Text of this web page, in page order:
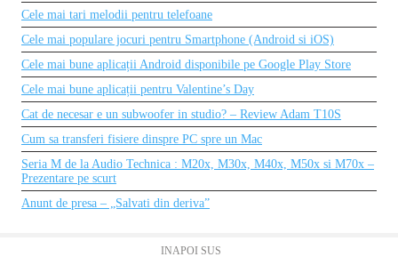
Cele mai tari melodii pentru telefoane
Cele mai populare jocuri pentru Smartphone (Android si iOS)
Cele mai bune aplicații Android disponibile pe Google Play Store
Cele mai bune aplicații pentru Valentine’s Day
Cat de necesar e un subwoofer in studio? – Review Adam T10S
Cum sa transferi fisiere dinspre PC spre un Mac
Seria M de la Audio Technica : M20x, M30x, M40x, M50x si M70x –
Prezentare pe scurt
Anunt de presa – „Salvati din deriva”
INAPOI SUS